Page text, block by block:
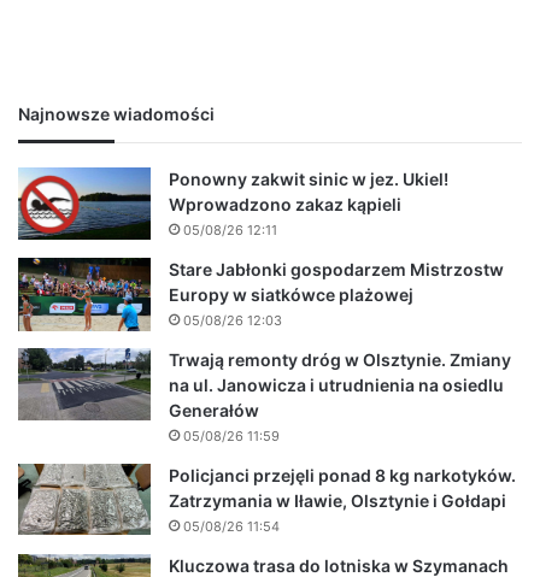
Najnowsze wiadomości
Ponowny zakwit sinic w jez. Ukiel!
Wprowadzono zakaz kąpieli
05/08/26 12:11
Stare Jabłonki gospodarzem Mistrzostw
Europy w siatkówce plażowej
05/08/26 12:03
Trwają remonty dróg w Olsztynie. Zmiany
na ul. Janowicza i utrudnienia na osiedlu
Generałów
05/08/26 11:59
Policjanci przejęli ponad 8 kg narkotyków.
Zatrzymania w Iławie, Olsztynie i Gołdapi
05/08/26 11:54
Kluczowa trasa do lotniska w Szymanach